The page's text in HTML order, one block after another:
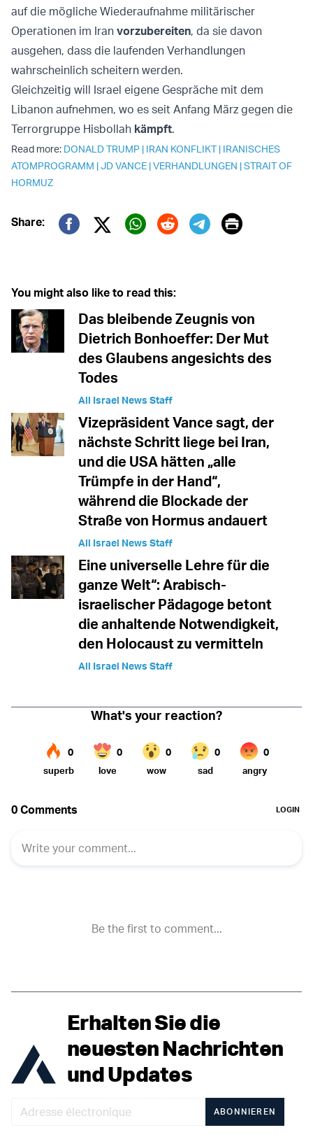
auf die mögliche Wiederaufnahme militärischer
Operationen im Iran vorzubereiten, da sie davon
ausgehen, dass die laufenden Verhandlungen
wahrscheinlich scheitern werden.
Gleichzeitig will Israel eigene Gespräche mit dem
Libanon aufnehmen, wo es seit Anfang März gegen die
Terrorgruppe Hisbollah kämpft.
Read more: DONALD TRUMP | IRAN KONFLIKT| IRANISCHES
ATOMPROGRAMM |JD VANCE |VERHANDLUNGEN |STRAIT OF
HORMUZ
Share:
Twitter (X)
Print
You might also like to read this:
Das bleibende Zeugnis von
Dietrich Bonhoeffer: Der Mut
des Glaubens angesichts des
Todes
All Israel News Staff
Vizepräsident Vance sagt, der
nächste Schritt liege bei Iran,
und die USA hätten „alle
Trümpfe in der Hand“,
während die Blockade der
Straße von Hormus andauert
All Israel News Staff
Eine universelle Lehre für die
ganze Welt“: Arabisch-
israelischer Pädagoge betont
die anhaltende Notwendigkeit,
den Holocaust zu vermitteln
All Israel News Staff
Erhalten Sie die
neuesten Nachrichten
und Updates
ABONNIEREN